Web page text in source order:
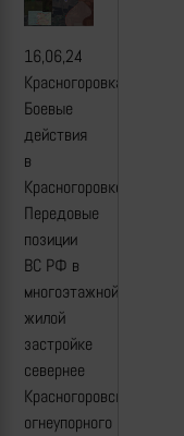
16,06,24
Красногоровка.
Боевые
действия
в
Красногоровке.
Передовые
позиции
ВС РФ в
многоэтажной
жилой
застройке
севернее
Красногоровского
огнеупорного